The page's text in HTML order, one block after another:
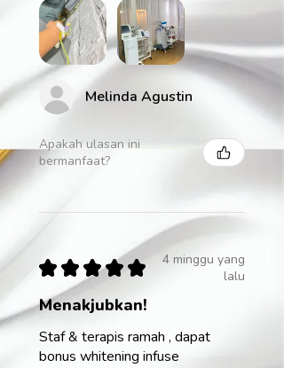
Melinda Agustin
Apakah ulasan ini
bermanfaat?
★ ★ ★ ★ ★
4 minggu yang
lalu
Menakjubkan!
Staf & terapis ramah , dapat
bonus whitening infuse